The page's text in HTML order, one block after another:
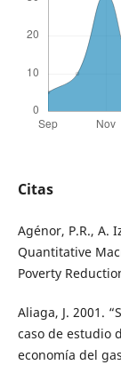
Citas
Agénor, P.R., A.
Quantitative
Poverty
Aliaga, J. 2001.
caso de estudio
economía del